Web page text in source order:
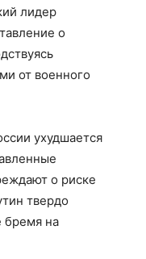
лидер
о
от военного
ухудшается
о риске
твердо
бремя на